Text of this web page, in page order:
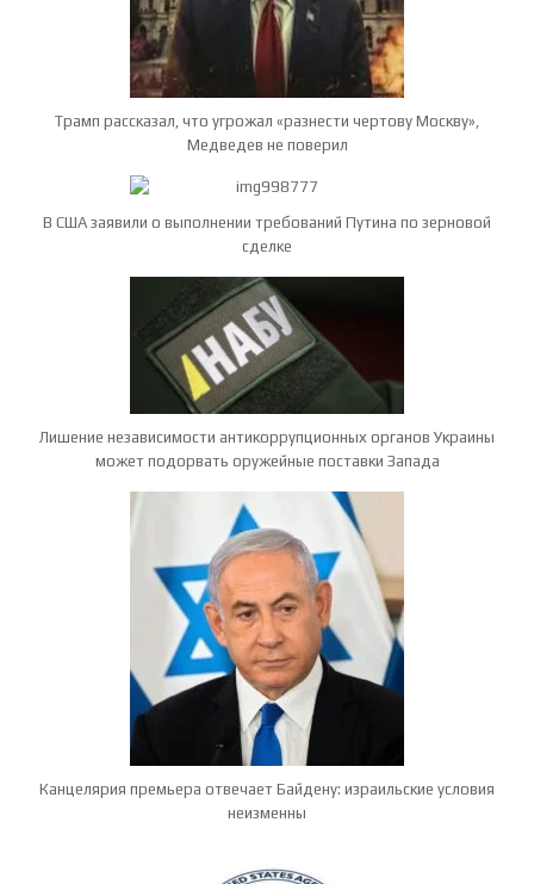
Трамп рассказал, что угрожал «разнести чертову Москву»,
Медведев не поверил
В США заявили о выполнении требований Путина по зерновой
сделке
Лишение независимости антикоррупционных органов Украины
может подорвать оружейные поставки Запада
Канцелярия премьера отвечает Байдену: израильские условия
неизменны